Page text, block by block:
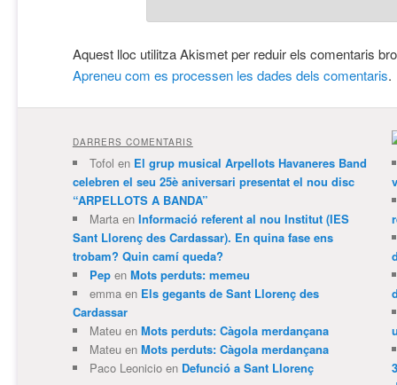
Aquest lloc utilitza Akismet per reduir els comentaris
Apreneu com es processen les dades dels comentaris.
DARRERS COMENTARIS
Tofol en El grup musical Arpellots Havaneres Band
celebren el seu 25è aniversari presentat el nou disc
“ARPELLOTS A BANDA”
Martaen Informació referent al nou Institut (IES
Sant Llorenç des Cardassar). En quina fase ens
trobam? Quin camí queda?
Pepen Mots perduts: memeu
emmaen Els gegants de Sant Llorenç des
Cardassar
Mateuen Mots perduts: Càgola merdançana
Mateuen Mots perduts: Càgola merdançana
Paco Leonicioen Defunció a Sant Llorenç